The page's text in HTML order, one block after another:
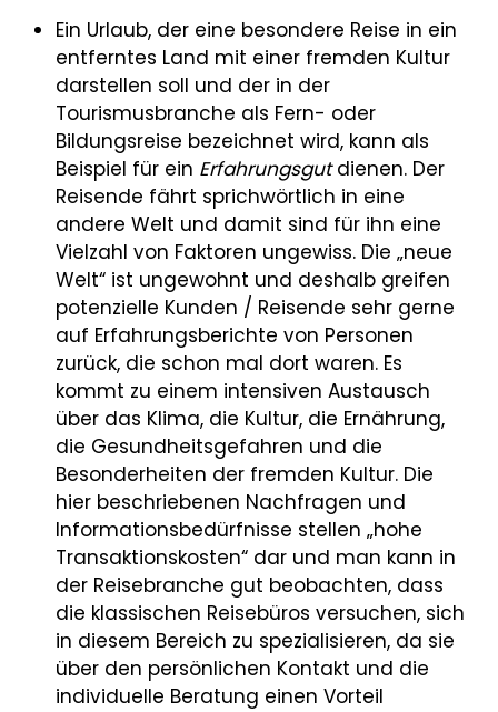
Ein Urlaub, der eine besondere Reise in ein
entferntes Land mit einer fremden Kultur
darstellen soll und der in der
Tourismusbranche als Fern- oder
Bildungsreise bezeichnet wird, kann als
Beispiel für ein Erfahrungsgutdienen. Der
Reisende fährt sprichwörtlich in eine
andere Welt und damit sind für ihn eine
Vielzahl von Faktoren ungewiss. Die „neue
Welt“ ist ungewohnt und deshalb greifen
potenzielle Kunden / Reisende sehr gerne
auf Erfahrungsberichte von Personen
zurück, die schon mal dort waren. Es
kommt zu einem intensiven Austausch
über das Klima, die Kultur, die Ernährung,
die Gesundheitsgefahren und die
Besonderheiten der fremden Kultur. Die
hier beschriebenen Nachfragen und
Informationsbedürfnisse stellen „hohe
Transaktionskosten“ dar und man kann in
der Reisebranche gut beobachten, dass
die klassischen Reisebüros versuchen, sich
in diesem Bereich zu spezialisieren, da sie
über den persönlichen Kontakt und die
individuelle Beratung einen Vorteil